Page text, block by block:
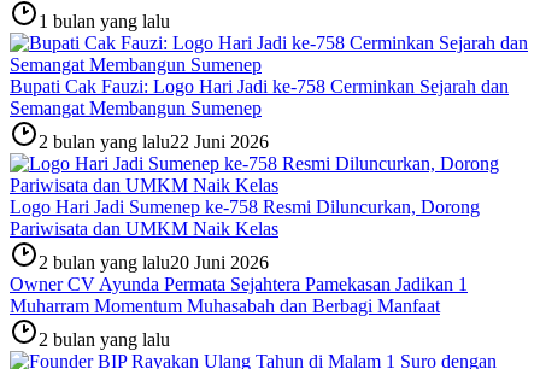
1 bulan yang lalu
Bupati Cak Fauzi: Logo Hari Jadi ke-758 Cerminkan Sejarah dan
Semangat Membangun Sumenep
2 bulan yang lalu22 Juni 2026
Logo Hari Jadi Sumenep ke-758 Resmi Diluncurkan, Dorong
Pariwisata dan UMKM Naik Kelas
2 bulan yang lalu20 Juni 2026
Owner CV Ayunda Permata Sejahtera Pamekasan Jadikan 1
Muharram Momentum Muhasabah dan Berbagi Manfaat
2 bulan yang lalu